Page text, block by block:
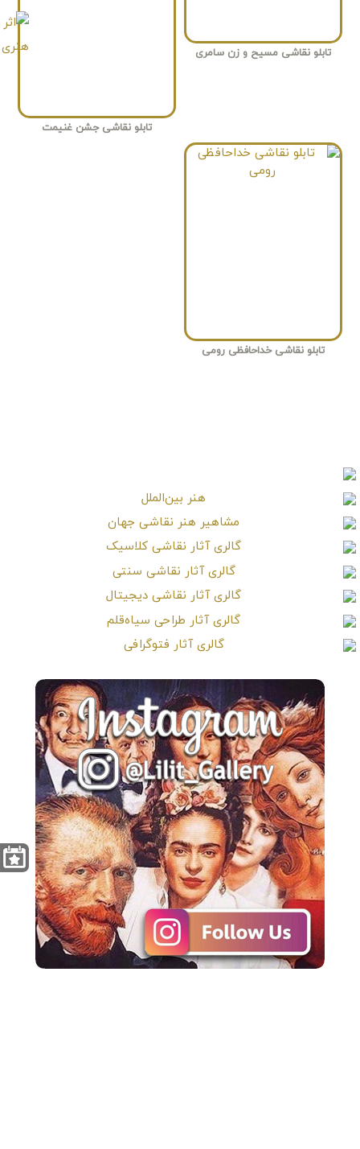
تابلو نقاشی مسیح و زن سامری
تابلو نقاشی جشن غنیمت
تابلو نقاشی خداحافظی رومی